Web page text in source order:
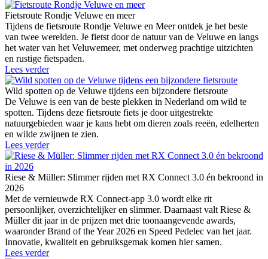
Fietsroute Rondje Veluwe en meer
Tijdens de fietsroute Rondje Veluwe en Meer ontdek je het beste
van twee werelden. Je fietst door de natuur van de Veluwe en langs
het water van het Veluwemeer, met onderweg prachtige uitzichten
en rustige fietspaden.
Lees verder
Wild spotten op de Veluwe tijdens een bijzondere fietsroute
De Veluwe is een van de beste plekken in Nederland om wild te
spotten. Tijdens deze fietsroute fiets je door uitgestrekte
natuurgebieden waar je kans hebt om dieren zoals reeën, edelherten
en wilde zwijnen te zien.
Lees verder
Riese & Müller: Slimmer rijden met RX Connect 3.0 én bekroond in
2026
Met de vernieuwde RX Connect-app 3.0 wordt elke rit
persoonlijker, overzichtelijker en slimmer. Daarnaast valt Riese &
Müller dit jaar in de prijzen met drie toonaangevende awards,
waaronder Brand of the Year 2026 en Speed Pedelec van het jaar.
Innovatie, kwaliteit en gebruiksgemak komen hier samen.
Lees verder